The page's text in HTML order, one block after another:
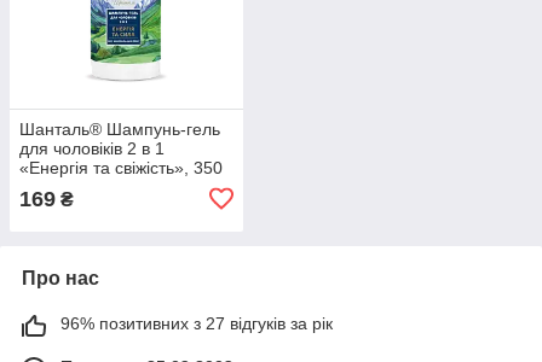
Шанталь® Шампунь-гель
для чоловіків 2 в 1
«Енергія та свіжість», 350
169 ₴
Про нас
96% позитивних з 27 відгуків за рік